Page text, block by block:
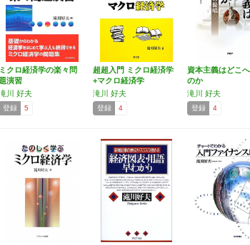
ミクロ経済学の楽々問
演習
川 好夫
登録 5
超超入門 ミクロ経済学
+マクロ経済学
滝川 好夫
登録 4
資本主義はどこへ
のか
滝川 好夫
登録 4